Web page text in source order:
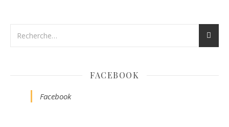
FACEBOOK
Facebook